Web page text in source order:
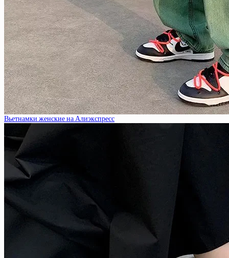
Вьетнамки женские на Алиэкспресс